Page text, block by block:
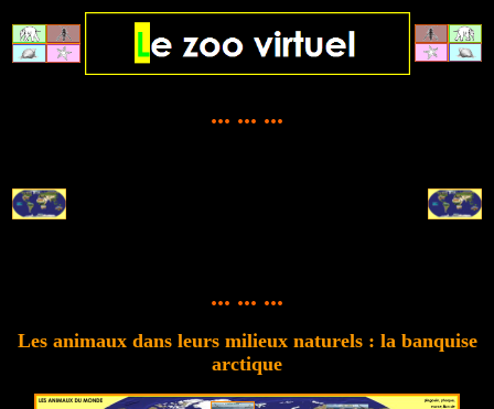
... ... ...
... ... ...
Les animaux dans leurs milieux naturels : la banquise
arctique